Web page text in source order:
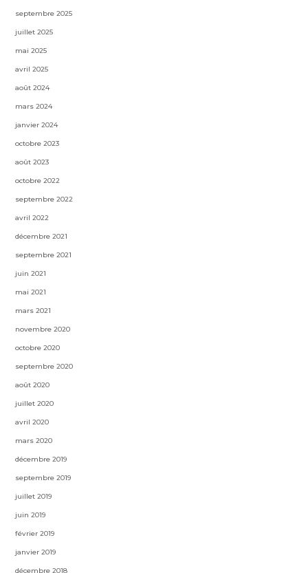
septembre 2025
juillet 2025
mai 2025
avril 2025
août 2024
mars 2024
janvier 2024
octobre 2023
août 2023
octobre 2022
septembre 2022
avril 2022
décembre 2021
septembre 2021
juin 2021
mai 2021
mars 2021
novembre 2020
octobre 2020
septembre 2020
août 2020
juillet 2020
avril 2020
mars 2020
décembre 2019
septembre 2019
juillet 2019
juin 2019
février 2019
janvier 2019
décembre 2018